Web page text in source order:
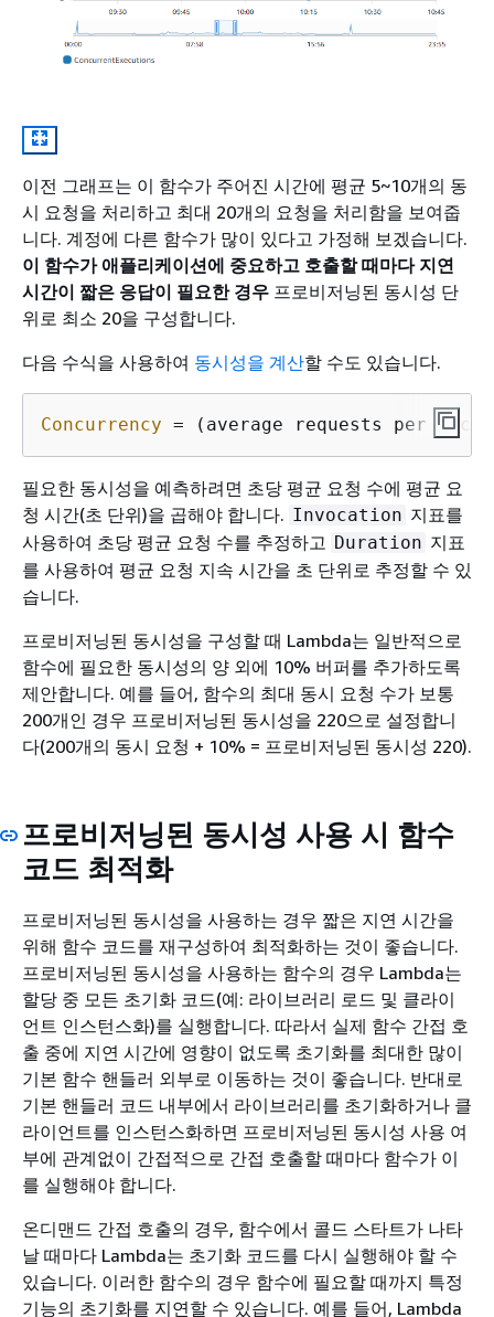
이전 그래프는 이 함수가 주어진 시간에 평균 5~10개의 동
시 요청을 처리하고 최대 20개의 요청을 처리함을 보여줍
니다. 계정에 다른 함수가 많이 있다고 가정해 보겠습니다.
이 함수가 애플리케이션에 중요하고 호출할 때마다 지연
시간이 짧은 응답이 필요한 경우 프로비저닝된 동시성 단
위로 최소 20을 구성합니다.
다음 수식을 사용하여 동시성을 계산할 수도 있습니다.
Concurrency = (average requests per
필요한 동시성을 예측하려면 초당 평균 요청 수에 평균 요
청 시간(초 단위)을 곱해야 합니다. Invocation 지표를
사용하여 초당 평균 요청 수를 추정하고 Duration 지표
를 사용하여 평균 요청 지속 시간을 초 단위로 추정할 수 있
습니다.
프로비저닝된 동시성을 구성할 때 Lambda는 일반적으로
함수에 필요한 동시성의 양 외에 10% 버퍼를 추가하도록
제안합니다. 예를 들어, 함수의 최대 동시 요청 수가 보통
200개인 경우 프로비저닝된 동시성을 220으로 설정합니
다(200개의 동시 요청 + 10% = 프로비저닝된 동시성 220).
프로비저닝된 동시성 사용 시 함수
코드 최적화
프로비저닝된 동시성을 사용하는 경우 짧은 지연 시간을
위해 함수 코드를 재구성하여 최적화하는 것이 좋습니다.
프로비저닝된 동시성을 사용하는 함수의 경우 Lambda는
할당 중 모든 초기화 코드(예: 라이브러리 로드 및 클라이
언트 인스턴스화)를 실행합니다. 따라서 실제 함수 간접 호
출 중에 지연 시간에 영향이 없도록 초기화를 최대한 많이
기본 함수 핸들러 외부로 이동하는 것이 좋습니다. 반대로
기본 핸들러 코드 내부에서 라이브러리를 초기화하거나 클
라이언트를 인스턴스화하면 프로비저닝된 동시성 사용 여
부에 관계없이 간접적으로 간접 호출할 때마다 함수가 이
를 실행해야 합니다.
온디맨드 간접 호출의 경우, 함수에서 콜드 스타트가 나타
날 때마다 Lambda는 초기화 코드를 다시 실행해야 할 수
있습니다. 이러한 함수의 경우 함수에 필요할 때까지 특정
기능의 초기화를 지연할 수 있습니다. 예를 들어, Lambda